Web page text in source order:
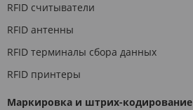
RFID считыватели
RFID антенны
RFID терминалы сбора данных
RFID принтеры
Маркировка и штрих-кодирование